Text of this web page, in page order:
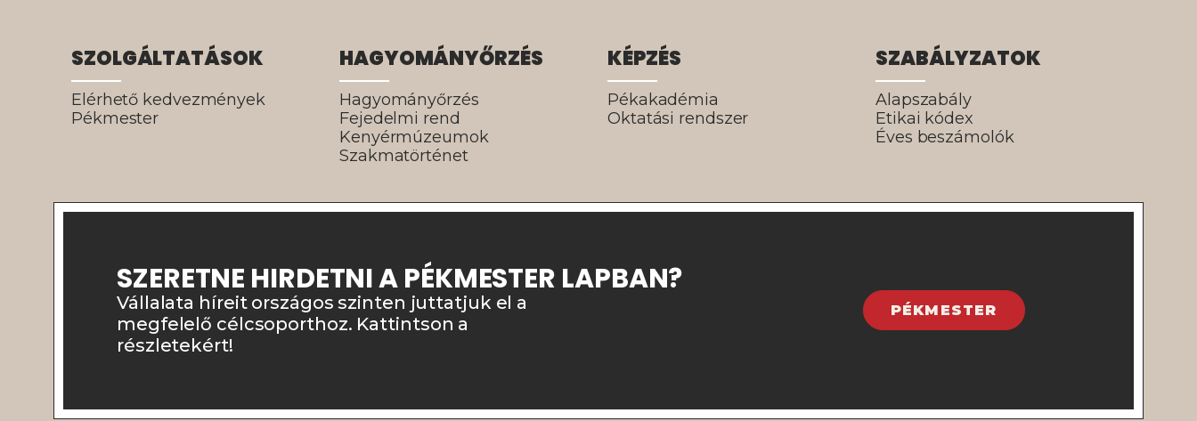
SZOLGÁLTATÁSOK
Elérhető kedvezmények
Pékmester
HAGYOMÁNYŐRZÉS
Hagyományőrzés
Fejedelmi rend
Kenyérmúzeumok
Szakmatörténet
KÉPZÉS
Pékakadémia
Oktatási rendszer
SZABÁLYZATOK
Alapszabály
Etikai kódex
Éves beszámolók
SZERETNE HIRDETNI A PÉKMESTER LAPBAN?
Vállalata híreit országos szinten juttatjuk el a
megfelelő célcsoporthoz. Kattintson a
részletekért!
PÉKMESTER